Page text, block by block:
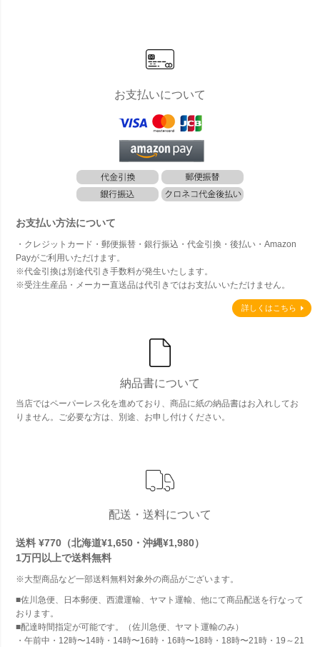
お支払いについて
お支払い方法について
・クレジットカード・郵便振替・銀行振込・代金引換・後払い・Amazon
Payがご利用いただけます。
※代金引換は別途代引き手数料が発生いたします。
※受注生産品・メーカー直送品は代引きではお支払いいただけません。
詳しくはこちら
納品書について
当店ではペーパーレス化を進めており、商品に紙の納品書はお入れしてお
りません。ご必要な方は、別途、お申し付けください。
配送・送料について
送料 ¥770（北海道¥1,650・沖縄¥1,980）
1万円以上で送料無料
※大型商品など一部送料無料対象外の商品がございます。
■佐川急便、日本郵便、西濃運輸、ヤマト運輸、他にて商品配送を行なって
おります。
■配達時間指定が可能です。（佐川急便、ヤマト運輸のみ）
・午前中・12時〜14時・14時〜16時・16時〜18時・18時〜21時・19～21